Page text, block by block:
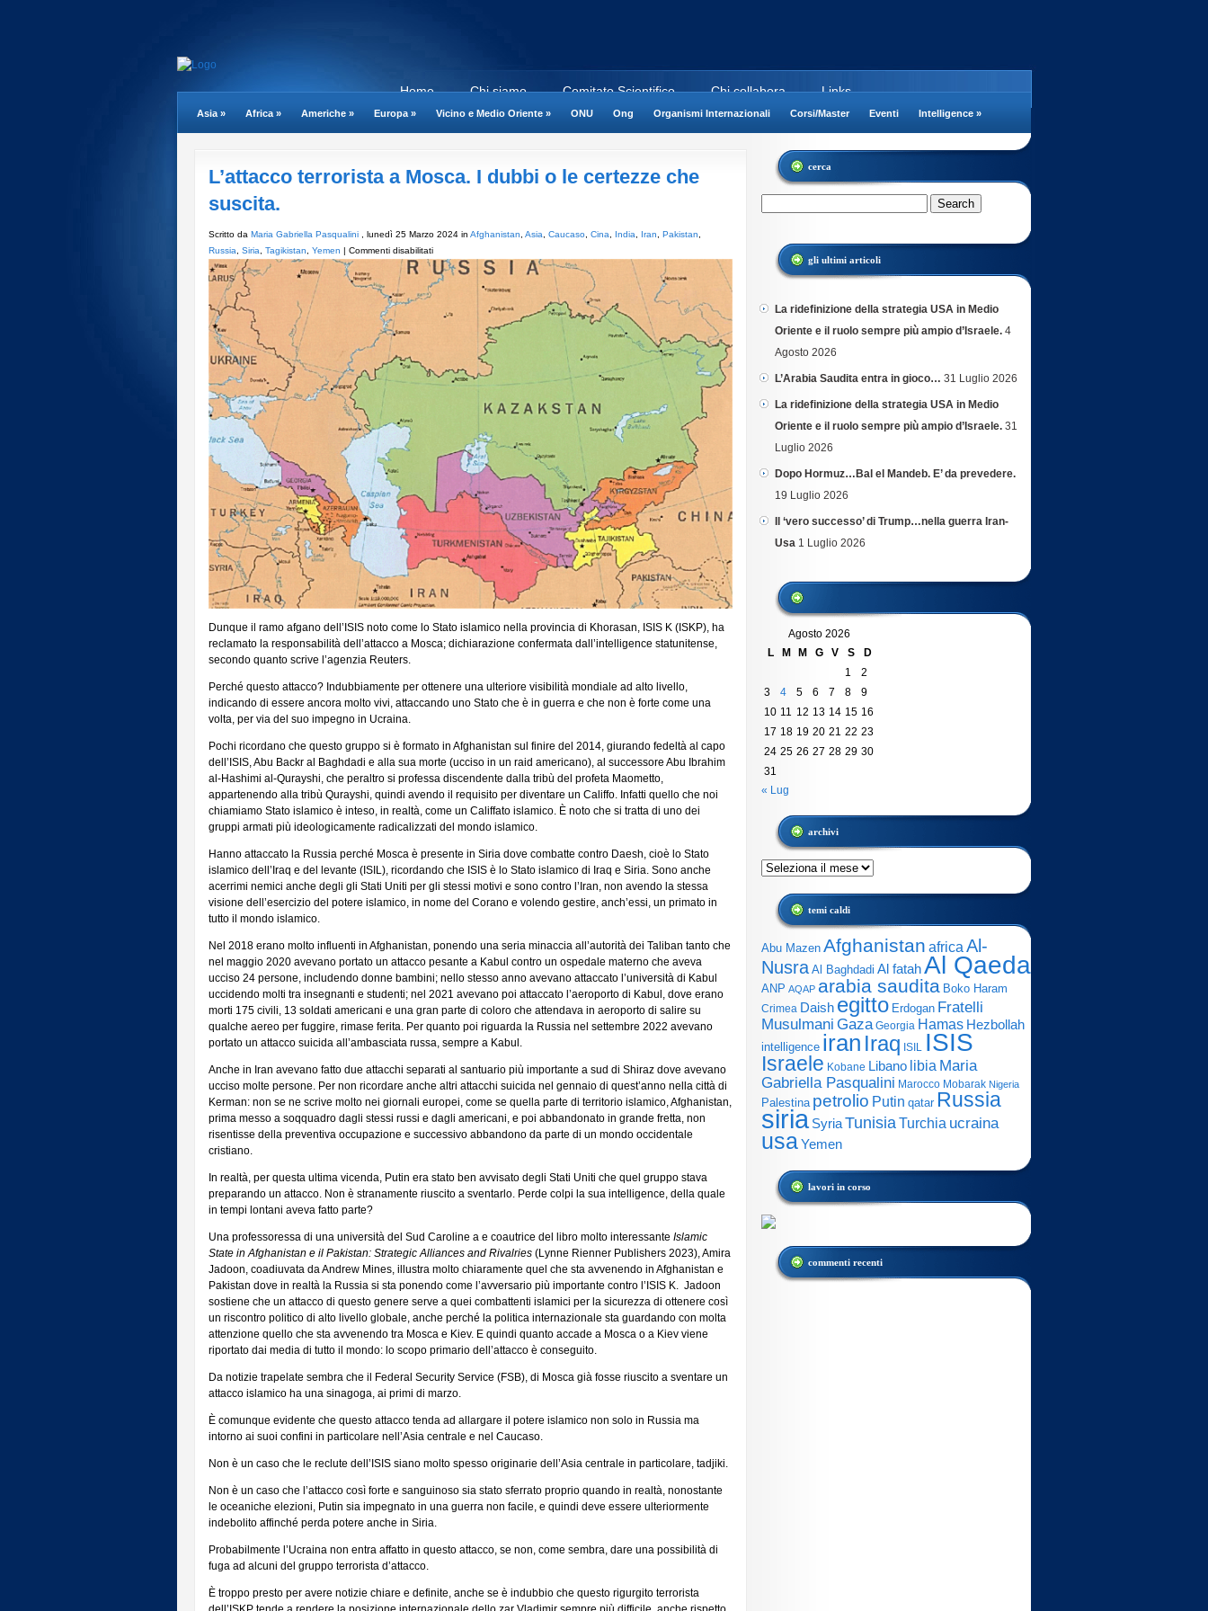
Links
Chi collabora
Comitato Scientifico
Chi siamo
Home
Asia » Africa » Americhe » Europa » Vicino e Medio Oriente » ONU Ong Organismi Internazionali Corsi/Master Eventi Intelligence »
L’attacco terrorista a Mosca. I dubbi o le certezze che
suscita.
Scritto da Maria Gabriella Pasqualini , lunedì 25 Marzo 2024 in Afghanistan Asia Caucaso Cina India Iran Pakistan
Russia
Siria Tagikistan Yemen | Commenti disabilitatisu
L’attacco
terrorista
Mosca.
le
Dunque il ramo afgano dell’ISIS noto come lo Stato islamico nella provincia di Khorasan, ISIS K (ISKP), ha
reclamato la responsabilità dell’attacco a Mosca; dichiarazione confermata dall’intelligence statunitense,
secondo quanto scrive l’agenzia Reuters.
Perché questo attacco? Indubbiamente per ottenere una ulteriore visibilità mondiale ad alto livello,
indicando di essere ancora molto vivi, attaccando uno Stato che è in guerra e che non è forte come una
volta, per via del suo impegno in Ucraina.
Pochi ricordano che questo gruppo si è formato in Afghanistan sul finire del 2014, giurando fedeltà al capo
dell’ISIS, Abu Backr al Baghdadi e alla sua morte (ucciso in un raid americano), al successore Abu Ibrahim
al-Hashimi al-Qurayshi, che peraltro si professa discendente dalla tribù del profeta Maometto,
appartenendo alla tribù Qurayshi, quindi avendo il requisito per diventare un Califfo. Infatti quello che noi
chiamiamo Stato islamico è inteso, in realtà, come un Califfato islamico. È noto che si tratta di uno dei
gruppi armati più ideologicamente radicalizzati del mondo islamico.
Hanno attaccato la Russia perché Mosca è presente in Siria dove combatte contro Daesh, cioè lo Stato
islamico dell’Iraq e del levante (ISIL), ricordando che ISIS è lo Stato islamico di Iraq e Siria. Sono anche
acerrimi nemici anche degli gli Stati Uniti per gli stessi motivi e sono contro l’Iran, non avendo la stessa
visione dell’esercizio del potere islamico, in nome del Corano e volendo gestire, anch’essi, un primato in
tutto il mondo islamico.
Nel 2018 erano molto influenti in Afghanistan, ponendo una seria minaccia all’autorità dei Taliban tanto che
nel maggio 2020 avevano portato un attacco pesante a Kabul contro un ospedale materno che aveva
ucciso 24 persone, includendo donne bambini; nello stesso anno avevano attaccato l’università di Kabul
uccidendo molti tra insegnanti e studenti; nel 2021 avevano poi attaccato l’aeroporto di Kabul, dove erano
morti 175 civili, 13 soldati americani e una gran parte di coloro che attendava in aeroporto di salire su
qualche aereo per fuggire, rimase ferita. Per quanto poi riguarda la Russia nel settembre 2022 avevano
portato un attacco suicida all’ambasciata russa, sempre a Kabul.
Anche in Iran avevano fatto due attacchi separati al santuario più importante a sud di Shiraz dove avevano
ucciso molte persone. Per non ricordare anche altri attacchi suicida nel gennaio di quest’anno nella città di
Kerman: non se ne scrive molto nei giornali europei, come se quella parte di territorio islamico, Afghanistan,
prima messo a soqquadro dagli stessi russi e dagli americani, e poi abbandonato in grande fretta, non
risentisse della preventiva occupazione e successivo abbandono da parte di un mondo occidentale
cristiano.
In realtà, per questa ultima vicenda, Putin era stato ben avvisato degli Stati Uniti che quel gruppo stava
preparando un attacco. Non è stranamente riuscito a sventarlo. Perde colpi la sua intelligence, della quale
in tempi lontani aveva fatto parte?
Una professoressa di una università del Sud Caroline a e coautrice del libro molto interessante Islamic
State in Afghanistan e il Pakistan: Strategic Alliances and Rivalries (Lynne Rienner Publishers 2023), Amira
Jadoon, coadiuvata da Andrew Mines, illustra molto chiaramente quel che sta avvenendo in Afghanistan e
Pakistan dove in realtà la Russia si sta ponendo come l’avversario più importante contro l’ISIS K. Jadoon
sostiene che un attacco di questo genere serve a quei combattenti islamici per la sicurezza di ottenere così
un riscontro politico di alto livello globale, anche perché la politica internazionale sta guardando con molta
attenzione quello che sta avvenendo tra Mosca e Kiev. E quindi quanto accade a Mosca o a Kiev viene
riportato dai media di tutto il mondo: lo scopo primario dell’attacco è conseguito.
Da notizie trapelate sembra che il Federal Security Service (FSB), di Mosca già fosse riuscito a sventare un
attacco islamico ha una sinagoga, ai primi di marzo.
È comunque evidente che questo attacco tenda ad allargare il potere islamico non solo in Russia ma
intorno ai suoi confini in particolare nell’Asia centrale e nel Caucaso.
Non è un caso che le reclute dell’ISIS siano molto spesso originarie dell’Asia centrale in particolare, tadjiki.
Non è un caso che l’attacco così forte e sanguinoso sia stato sferrato proprio quando in realtà, nonostante
le oceaniche elezioni, Putin sia impegnato in una guerra non facile, e quindi deve essere ulteriormente
indebolito affinché perda potere anche in Siria.
Probabilmente l’Ucraina non entra affatto in questo attacco, se non, come sembra, dare una possibilità di
fuga ad alcuni del gruppo terrorista d’attacco.
È troppo presto per avere notizie chiare e definite, anche se è indubbio che questo rigurgito terrorista
cerca
gli ultimi articoli
La ridefinizione della strategia USA in Medio
Oriente e il ruolo sempre più ampio d’Israele. 4
Agosto 2026
L’Arabia Saudita entra in gioco… 31 Luglio 2026
La ridefinizione della strategia USA in Medio
Oriente e il ruolo sempre più ampio d’Israele. 31
Luglio 2026
Dopo Hormuz…Bal el Mandeb. E’ da prevedere.
19 Luglio 2026
Il ‘vero successo’ di Trump…nella guerra Iran-
Usa 1 Luglio 2026
Agosto 2026
L
M M G V S
D
1
2
3
4 5 6 7 8
9
10 11 12 13 14 15 16
17 18 19 20 21 22 23
24 25 26 27 28 29 30
31
« Lug
archivi
Archivi
temi caldi
Abu Mazen Afghanistan africa Al-
Nusra Al Baghdadi Al fatahAl Qaeda
ANP AQAP arabia saudita Boko Haram
Crimea Daish egitto Erdogan Fratelli
Musulmani Gaza Georgia Hamas Hezbollah
intelligence iran Iraq ISIL ISIS
Israele Kobane Libano libia Maria
Gabriella Pasqualini Marocco Mobarak Nigeria
Palestina petrolio Putin qatar Russia
siria SyriaTunisiaTurchia ucraina
usaYemen
lavori in corso
commenti recenti